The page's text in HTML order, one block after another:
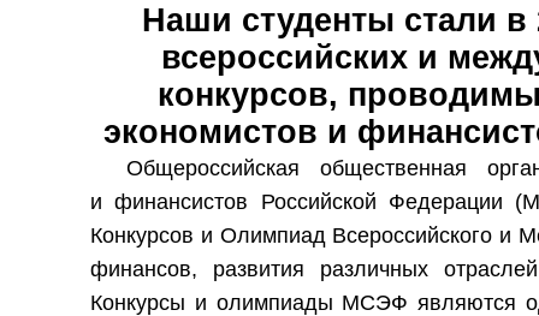
Наши студенты стали в
всероссийских и
конкурсов,
экономистов и
Общероссийская общественная
и финансистов Российской Федерации
Конкурсов и Олимпиад Всероссийского и
финансов, развития различных
Конкурсы и олимпиады МСЭФ являются